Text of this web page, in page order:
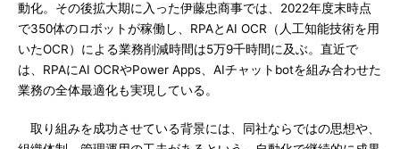
動化。その後拡大期に入った伊藤忠商事では、2022年度末時点
で350体のロボットが稼働し、RPAとAI OCR（人工知能技術を用
いたOCR）による業務削減時間は5万9千時間に及ぶ。直近で
は、RPAにAI OCRやPower Apps、AIチャットbotを組み合わせた
業務の全体最適化も実現している。
取り組みを成功させている背景には、同社ならではの思想や、